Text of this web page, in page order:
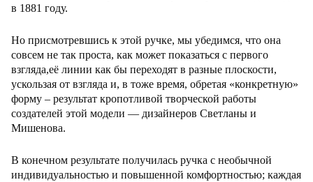
в 1881 году.
Но присмотревшись к этой ручке, мы убедимся, что она
совсем не так проста, как может показаться с первого
взгляда,её линии как бы переходят в разные плоскости,
ускользая от взгляда и, в тоже время, обретая «конкретную»
форму – результат кропотливой творческой работы
создателей этой модели — дизайнеров Светланы и
Мишенова.
В конечном результате получилась ручка с необычной
индивидуальностью и повышенной комфортностью; каждая